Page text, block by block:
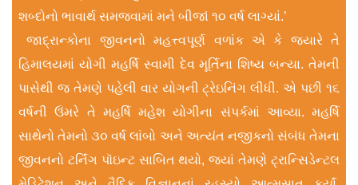
શબ્દોનો ભાવાર્થ સમજવામાં મને બીજાં ૧૦ વર્ષ લાગ્યાં.’
જાદ્રાન્કોના જીવનનો મહત્ત્વપૂર્ણ વળાંક એ કે જ્યારે તે
હિમાલયમાં યોગી મહર્ષિ સ્વામી દેવ મૂર્તિના શિષ્ય બન્યા. તેમની
પાસેથી જ તેમણે પહેલી વાર યોગની ટ્રેઇનિંગ લીધી. એ પછી ૧૬
વર્ષની ઉંમરે તે મહર્ષિ મહેશ યોગીના સંપર્કમાં આવ્યા. મહર્ષિ
સાથેનો તેમનો ૩૦ વર્ષ લાંબો અને અત્યંત નજીકનો સંબંધ તેમના
જીવનનો ટર્નિંગ પૉઇન્ટ સાબિત થયો, જ્યાં તેમણે ટ્રાન્સિડેન્ટલ